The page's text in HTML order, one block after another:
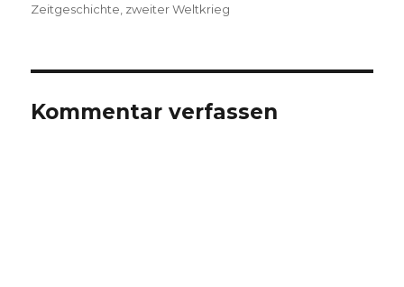
Zeitgeschichte zweiter Weltkrieg
Kommentar verfassen